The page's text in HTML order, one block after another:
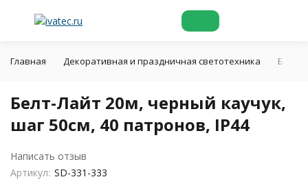
Главная Декоративная и праздничная светотехника Белт-
Белт-Лайт 20м, черный каучук,
шаг 50см, 40 патронов, IP44
Написать отзыв
Артикул: SD-331-333